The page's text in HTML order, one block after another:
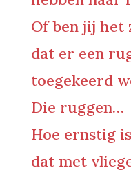
Of ben jij het
dat er een
toegekeerd
Die ruggen…
Hoe ernstig
dat met